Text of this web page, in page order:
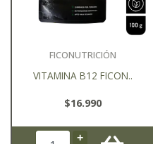
FICONUTRICIÓN
VITAMINA B12 FICON..
$16.990
+